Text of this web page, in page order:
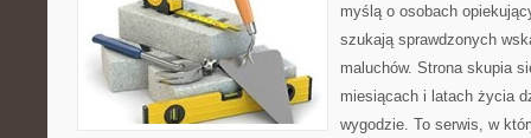
myślą o osobach
szukają sprawdzonych
maluchów. Strona skupia
miesiącach i latach życia
wygodzie. To serwis, w